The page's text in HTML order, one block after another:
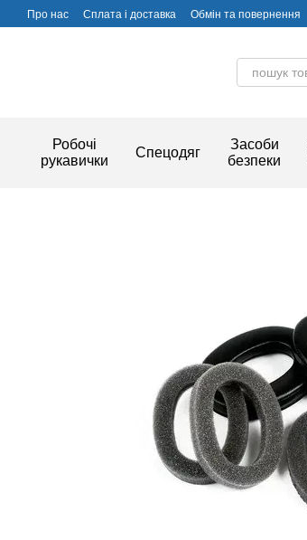
Перейти до основного контенту
Про нас Сплата і доставка Обмін та повернення
Робочі
рукавички
Спецодяг
Засоби
безпеки